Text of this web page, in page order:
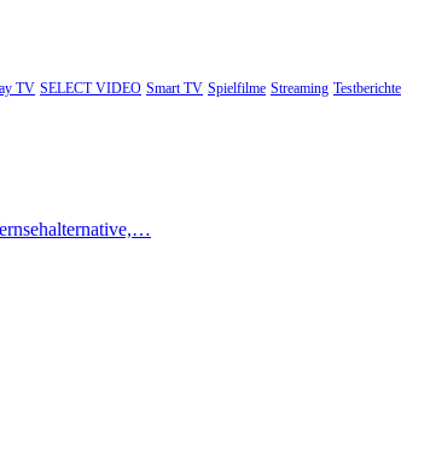
TV SELECT VIDEO Smart TV Spielfilme Streaming Testberichte